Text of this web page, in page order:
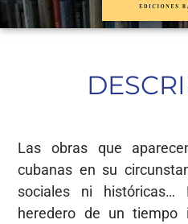
Las obras que
cubanas en su
sociales ni históricas…
heredero de un